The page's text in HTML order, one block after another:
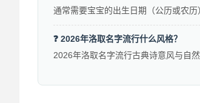
通常需要宝宝的出生日期（公历或农
❓ 2026年洛取名字流行什么风格？
2026年洛取名字流行古典诗意风与自